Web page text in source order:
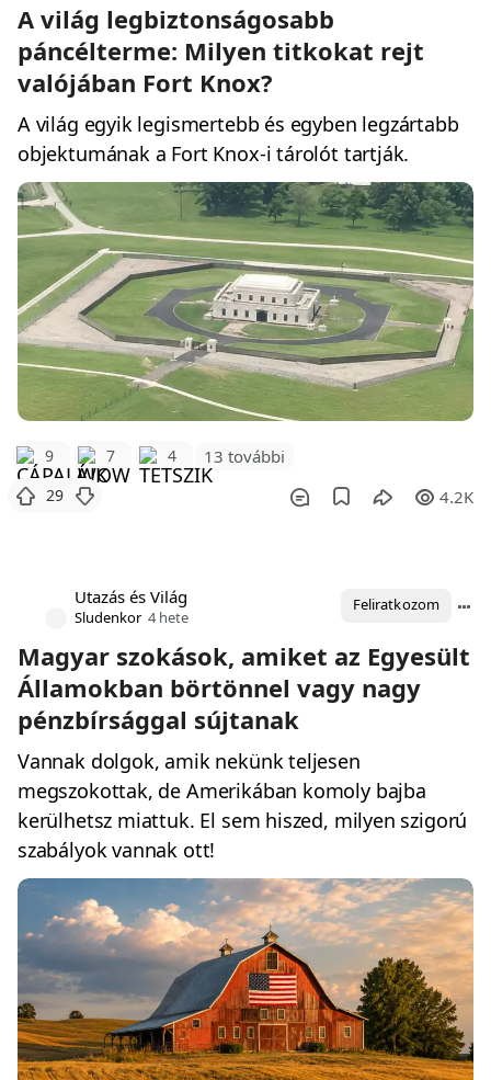
A világ legbiztonságosabb
páncélterme: Milyen titkokat rejt
valójában Fort Knox?
A világ egyik legismertebb és egyben legzártabb
objektumának a Fort Knox-i tárolót tartják.
9 7 4 13 további
29 4.2K
Utazás és Világ
Sludenkor 4 hete
Feliratkozom
Magyar szokások, amiket az Egyesült
Államokban börtönnel vagy nagy
pénzbírsággal sújtanak
Vannak dolgok, amik nekünk teljesen
megszokottak, de Amerikában komoly bajba
kerülhetsz miattuk. El sem hiszed, milyen szigorú
szabályok vannak ott!